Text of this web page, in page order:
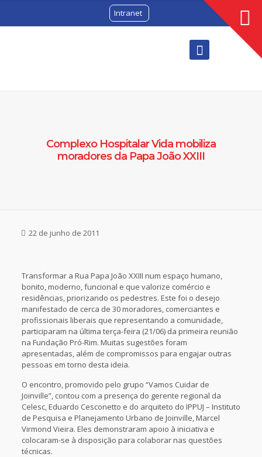
Intranet
Complexo Hospitalar Vida mobiliza
moradores da Papa João XXIII
22 de junho de 2011
Transformar a Rua Papa João XXIII num espaço humano,
bonito, moderno, funcional e que valorize comércio e
residências, priorizando os pedestres. Este foi o desejo
manifestado de cerca de 30 moradores, comerciantes e
profissionais liberais que representando a comunidade,
participaram na última terça-feira (21/06) da primeira reunião
na Fundação Pró-Rim. Muitas sugestões foram
apresentadas, além de compromissos para engajar outras
pessoas em torno desta ideia.
O encontro, promovido pelo grupo “Vamos Cuidar de
Joinville”, contou com a presença do gerente regional da
Celesc, Eduardo Cesconetto e do arquiteto do IPPUJ – Instituto
de Pesquisa e Planejamento Urbano de Joinville, Marcel
Virmond Vieira. Eles demonstraram apoio à iniciativa e
colocaram-se à disposição para colaborar nas questões
técnicas.